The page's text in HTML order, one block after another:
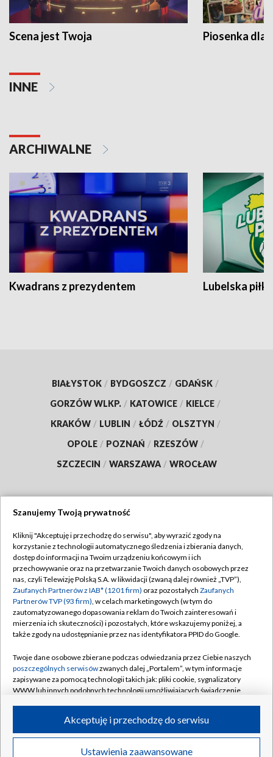
Scena jest Twoja Piosenka dla
INNE
ARCHIWALNE
Kwadrans z prezydentem Lubelska piłka
BIAŁYSTOK / BYDGOSZCZ / GDAŃSK /
GORZÓW WLKP. / KATOWICE / KIELCE /
KRAKÓW / LUBLIN / ŁÓDŹ / OLSZTYN /
OPOLE / POZNAŃ / RZESZÓW /
SZCZECIN / WARSZAWA / WROCŁAW
TVP
Abonament TVP
Emisja w TVP
Centrum informacji TVP
Naziemna Telewizja Cyfrowa
Rada Programowa
System NOS
Informacje o nadawcy
Program dla prasy
Regulamin TVP
Polityka prywatności
Moje zgody
Pomoc
Kontakt
Kanały
©2026 Telewizja Polska S.A. w likwidacji
Szanujemy Twoją prywatność
Kliknij "Akceptuję i przechodzę do serwisu", aby wyrazić zgody na
korzystanie z technologii automatycznego śledzenia i zbierania danych,
dostęp do informacji na Twoim urządzeniu końcowym i ich
przechowywanie oraz na przetwarzanie Twoich danych osobowych przez
nas, czyli Telewizję Polską S.A. w likwidacji (zwaną dalej również „TVP”),
Zaufanych Partnerów z IAB* (1201 firm) oraz pozostałych Zaufanych
Partnerów TVP (93 firm), w celach marketingowych (w tym do
zautomatyzowanego dopasowania reklam do Twoich zainteresowań i
mierzenia ich skuteczności) i pozostałych, które wskazujemy poniżej, a
także zgody na udostępnianie przez nas identyfikatora PPID do Google.
Twoje dane osobowe zbierane podczas odwiedzania przez Ciebie naszych
poszczególnych serwisówzwanych dalej „Portalem”, w tym informacje
zapisywane za pomocą technologii takich jak: pliki cookie, sygnalizatory
WWW lub innych podobnych technologii umożliwiających świadczenie
ruchu w Internecie.
Twoje dane osobowe zbierane podczas odwiedzania przez Ciebie
Ustawienia zaawansowane
Akceptuję i przechodzę do serwisu